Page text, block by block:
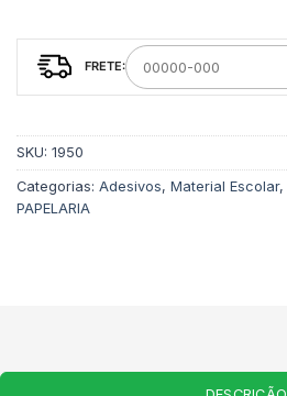
SKU: 1950
Categorias: Adesivos, Material Escolar,
PAPELARIA